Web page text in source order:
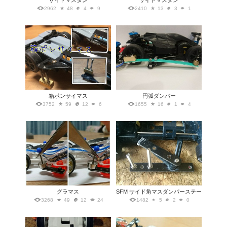
2962 48 4 9 2410 13 3 1
箱ポンサイマス
3752 59 12 6
円弧ダンパー
1655 16 1 4
グラマス
3268 49 12 24
SFM サイド角マスダンパーステー
1482 5 2 0